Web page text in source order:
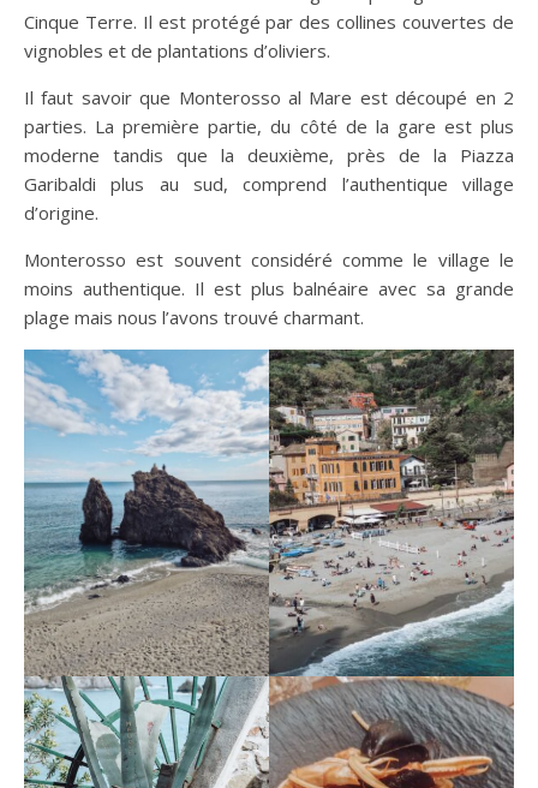
Cinque Terre. Il est protégé par des collines couvertes de
vignobles et de plantations d’oliviers.
Il faut savoir que Monterosso al Mare est découpé en 2
parties. La première partie, du côté de la gare est plus
moderne tandis que la deuxième, près de la Piazza
Garibaldi plus au sud, comprend l’authentique village
d’origine.
Monterosso est souvent considéré comme le village le
moins authentique. Il est plus balnéaire avec sa grande
plage mais nous l’avons trouvé charmant.